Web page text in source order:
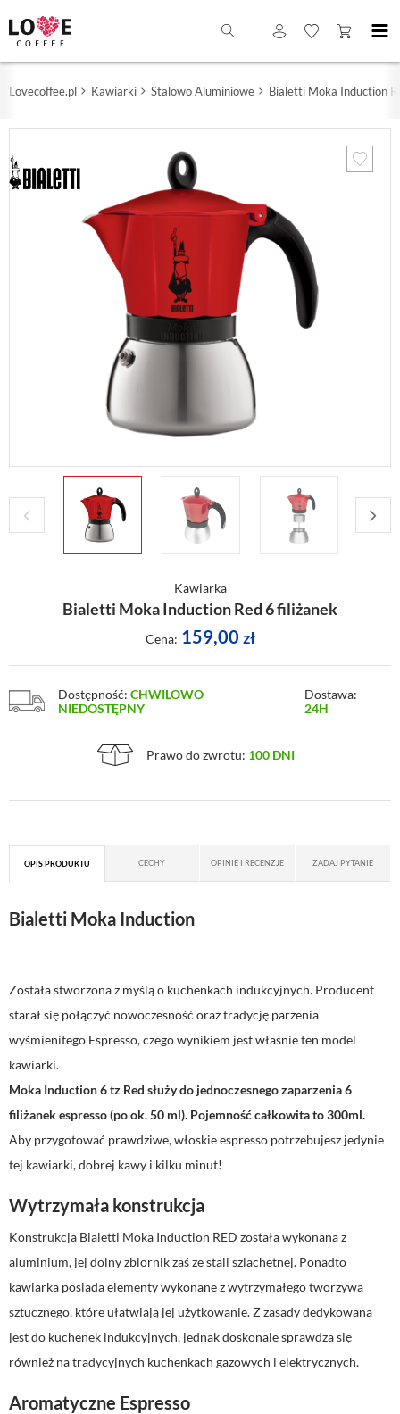
Lovecoffee.pl Kawiarki Stalowo Aluminiowe Bialetti Moka Induction
Kawiarka
Bialetti Moka Induction Red 6 filiżanek
Cena: 159,00 zł
Dostępność: CHWILOWO
NIEDOSTĘPNY
Dostawa:
24H
Prawo do zwrotu: 100 DNI
OPIS PRODUKTU CECHY OPINIE I RECENZJE ZADAJ PYTANIE
Bialetti Moka Induction
Została stworzona z myślą o kuchenkach indukcyjnych. Producent
starał się połączyć nowoczesność oraz tradycję parzenia
wyśmienitego Espresso, czego wynikiem jest właśnie ten model
kawiarki.
Moka Induction 6 tz Red służy do jednoczesnego zaparzenia 6
filiżanek espresso (po ok. 50 ml). Pojemność całkowita to 300ml.
Aby przygotować prawdziwe, włoskie espresso potrzebujesz jedynie
tej kawiarki, dobrej kawy i kilku minut!
Wytrzymała konstrukcja
Konstrukcja Bialetti Moka Induction RED została wykonana z
aluminium, jej dolny zbiornik zaś ze stali szlachetnej. Ponadto
kawiarka posiada elementy wykonane z wytrzymałego tworzywa
sztucznego, które ułatwiają jej użytkowanie. Z zasady dedykowana
jest do kuchenek indukcyjnych, jednak doskonale sprawdza się
również na tradycyjnych kuchenkach gazowych i elektrycznych.
Aromatyczne Espresso